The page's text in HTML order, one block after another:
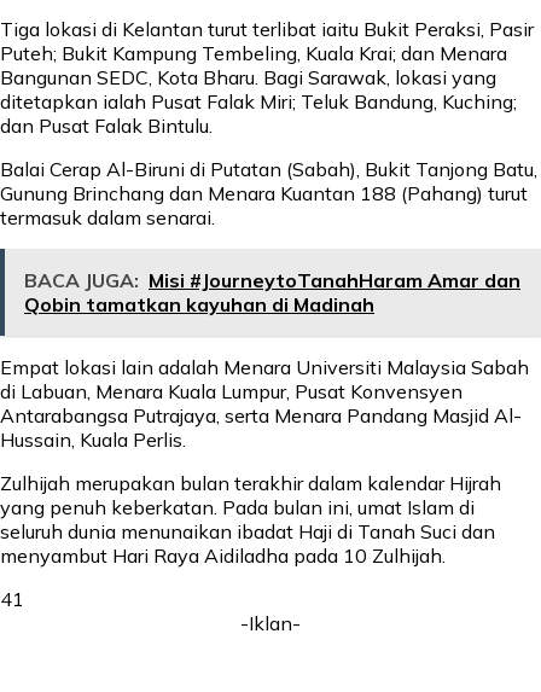
Tiga lokasi di Kelantan turut terlibat iaitu Bukit Peraksi, Pasir
Puteh; Bukit Kampung Tembeling, Kuala Krai; dan Menara
Bangunan SEDC, Kota Bharu. Bagi Sarawak, lokasi yang
ditetapkan ialah Pusat Falak Miri; Teluk Bandung, Kuching;
dan Pusat Falak Bintulu.
Balai Cerap Al-Biruni di Putatan (Sabah), Bukit Tanjong Batu,
Gunung Brinchang dan Menara Kuantan 188 (Pahang) turut
termasuk dalam senarai.
BACA JUGA: Misi #JourneytoTanahHaram Amar dan
Qobin tamatkan kayuhan di Madinah
Empat lokasi lain adalah Menara Universiti Malaysia Sabah
di Labuan, Menara Kuala Lumpur, Pusat Konvensyen
Antarabangsa Putrajaya, serta Menara Pandang Masjid Al-
Hussain, Kuala Perlis.
Zulhijah merupakan bulan terakhir dalam kalendar Hijrah
yang penuh keberkatan. Pada bulan ini, umat Islam di
seluruh dunia menunaikan ibadat Haji di Tanah Suci dan
menyambut Hari Raya Aidiladha pada 10 Zulhijah.
41
-Iklan-